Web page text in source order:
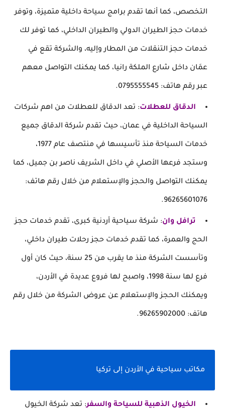
التخصص، كما أنها تقدم برامج سياحة داخلية متميزة، وتوفر
خدمات حجز الطيران الدولي والطيران الداخلي، كما توفر لك
خدمات حجز التنقلات من المطار وإليه، والشركة تقع في
عمَان داخل شارع الملكة رانيا، كما يمكنك التواصل معهم
عبر رقم هاتف: 0795555545.
الدقاق للعطلات: تعد الدقاق للعطلات من اهم شركات
السياحة الداخلية في عمان، حيث تقدم شركة الدقاق جميع
خدمات السياحة منذ تأسيسها في منتصف عام 1977،
وستجد فرعها الأصلي في داخل الشريف ناصر بن جميل، كما
يمكنك التواصل والحجز والإستعلام من خلال رقم هاتف:
96265601076.
ترافل وان: شركة سياحية أردنية كبرى، تقدم خدمات حجز
الحج والعمرة، كما تقدم خدمات حجز رحلات طيران داخلي،
وتأسست الشركة منذ ما يقرب من 25 سنة، حيث كان أول
فرع لها سنة 1998، واصبح لها فروع عديدة في الأردن،
ويمكنك الحجز والإستعلام عن عروض الشركة من خلال رقم
هاتف: 96265902000.
مكاتب سياحية في الأردن إلى تركيا
الخيول الذهبية للسياحة والسفر: تعد شركة الخيول